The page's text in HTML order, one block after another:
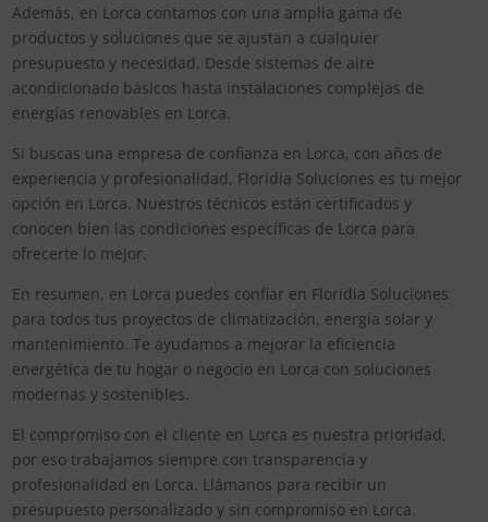
Además, en Lorca contamos con una amplia gama de
productos y soluciones que se ajustan a cualquier
presupuesto y necesidad. Desde sistemas de aire
acondicionado básicos hasta instalaciones complejas de
energías renovables en Lorca.
Si buscas una empresa de confianza en Lorca, con años de
experiencia y profesionalidad, Floridia Soluciones es tu mejor
opción en Lorca. Nuestros técnicos están certificados y
conocen bien las condiciones específicas de Lorca para
ofrecerte lo mejor.
En resumen, en Lorca puedes confiar en Floridia Soluciones
para todos tus proyectos de climatización, energía solar y
mantenimiento. Te ayudamos a mejorar la eficiencia
energética de tu hogar o negocio en Lorca con soluciones
modernas y sostenibles.
El compromiso con el cliente en Lorca es nuestra prioridad,
por eso trabajamos siempre con transparencia y
profesionalidad en Lorca. Llámanos para recibir un
presupuesto personalizado y sin compromiso en Lorca.